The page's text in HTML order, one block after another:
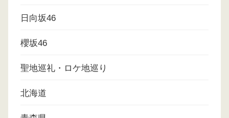
日向坂46
櫻坂46
聖地巡礼・ロケ地巡り
北海道